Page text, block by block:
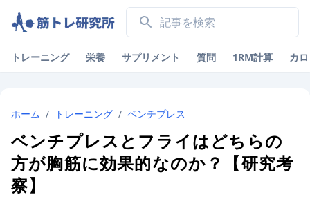
トレーニング 栄養 サプリメント 質問 1RM計算 カ
ホーム / トレーニング / ベンチプレス
ベンチプレスとフライはどちらの
方が胸筋に効果的なのか？【研究考
察】